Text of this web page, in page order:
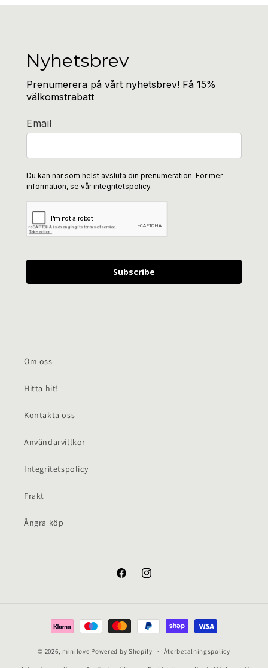
Nyhetsbrev
Prenumerera på vårt nyhetsbrev! Få 15%
välkomstrabatt
Email
Du kan när som helst avsluta din prenumeration. För mer
information, se vårintegritetspolicy.
Subscribe
Om oss
Hitta hit!
Kontakta oss
Användarvillkor
Integritetspolicy
Frakt
Ångra köp
FacebookInstagram
Betalningsmetoder
© 2026, minilove Powered by Shopify Återbetalningspolicy